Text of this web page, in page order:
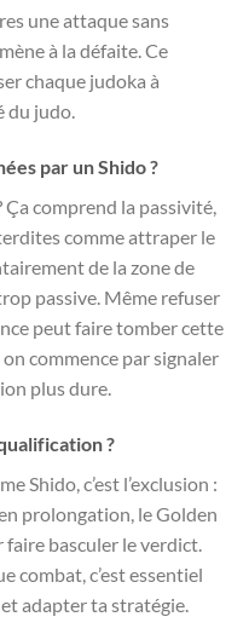
une attaque sans
à la défaite. Ce
chaque judoka à
du judo.
par un Shido ?
Ça comprend la passivité,
comme attraper le
de la zone de
passive. Même refuser
peut faire tomber cette
commence par signaler
plus dure.
?
Shido, c’est l’exclusion :
prolongation, le Golden
basculer le verdict.
combat, c’est essentiel
adapter ta stratégie.